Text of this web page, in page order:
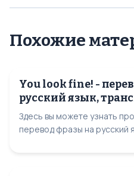
Похожие
You look fine! -
русский язык,
Здесь вы можете узнать
перевод фразы на русский